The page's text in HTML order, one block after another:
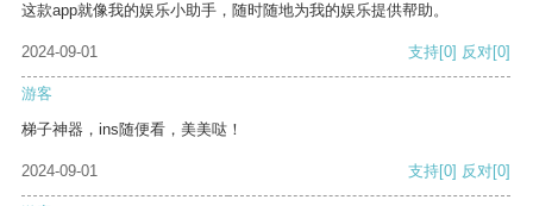
这款app就像我的娱乐小助手，随时随地为我的娱乐提供帮助。
2024-09-01 支持[0] 反对[0]
游客
梯子神器，ins随便看，美美哒！
2024-09-01 支持[0] 反对[0]